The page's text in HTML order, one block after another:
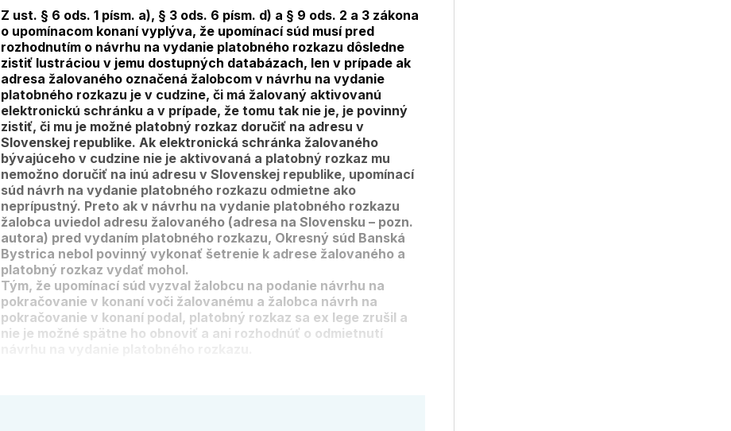
Z ust. § 6 ods. 1 písm. a), § 3 ods. 6 písm. d) a § 9 ods. 2 a 3 zákona
o upomínacom konaní vyplýva, že upomínací súd musí pred
rozhodnutím o návrhu na vydanie platobného rozkazu dôsledne
zistiť lustráciou v jemu dostupných databázach, len v prípade ak
adresa žalovaného označená žalobcom v návrhu na vydanie
platobného rozkazu je v cudzine, či má žalovaný aktivovanú
elektronickú schránku a v prípade, že tomu tak nie je, je povinný
zistiť, či mu je možné platobný rozkaz doručiť na adresu v
Slovenskej republike. Ak elektronická schránka žalovaného
bývajúceho v cudzine nie je aktivovaná a platobný rozkaz mu
nemožno doručiť na inú adresu v Slovenskej republike, upomínací
súd návrh na vydanie platobného rozkazu odmietne ako
neprípustný. Preto ak v návrhu na vydanie platobného rozkazu
žalobca uviedol adresu žalovaného (adresa na Slovensku – pozn.
autora) pred vydaním platobného rozkazu, Okresný súd Banská
Bystrica nebol povinný vykonať šetrenie k adrese žalovaného a
platobný rozkaz vydať mohol.
Tým, že upomínací súd vyzval žalobcu na podanie návrhu na
pokračovanie v konaní voči žalovanému a žalobca návrh na
pokračovanie v konaní podal, platobný rozkaz sa ex lege zrušil a
nie je možné spätne ho obnoviť a ani rozhodnúť o odmietnutí